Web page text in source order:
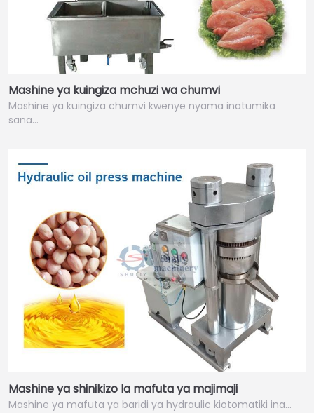
Mashine ya kuingiza mchuzi wa chumvi
Mashine ya kuingiza chumvi kwenye nyama inatumika
sana…
Mashine ya shinikizo la mafuta ya majimaji
Mashine ya mafuta ya baridi ya hydraulic kiotomatiki ina…